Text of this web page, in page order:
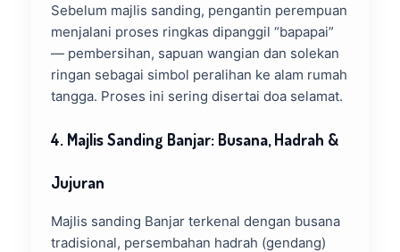
Sebelum majlis sanding, pengantin perempuan
menjalani proses ringkas dipanggil “bapapai”
— pembersihan, sapuan wangian dan solekan
ringan sebagai simbol peralihan ke alam rumah
tangga. Proses ini sering disertai doa selamat.
4. Majlis Sanding Banjar: Busana, Hadrah &
Jujuran
Majlis sanding Banjar terkenal dengan busana
tradisional, persembahan hadrah (gendang)